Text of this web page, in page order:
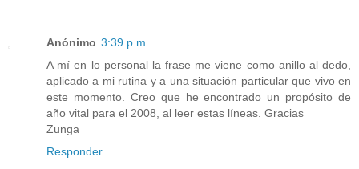
Anónimo 3:39 p.m.
A mí en lo personal la frase me viene como anillo al dedo,
aplicado a mi rutina y a una situación particular que vivo en
este momento. Creo que he encontrado un propósito de
año vital para el 2008, al leer estas líneas. Gracias
Zunga
Responder